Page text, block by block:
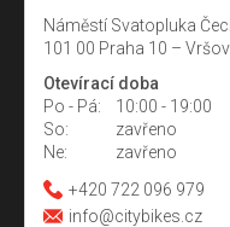
Náměstí Svatopluka
101 00 Praha 10 –
Otevírací doba
Po - Pá:
10:00 - 19:00
So:
zavřeno
Ne:
zavřeno
+420 722 096 979
info@citybikes.cz